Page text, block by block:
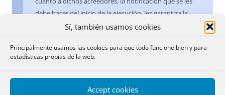
Sí, también usamos cookies
Principalmente usamos las cookies para que todo funcione bien y para
estadísticas propias de la web.
Accept cookies
debe hacer del inicio de la ejecución, les garantiza la
posibilidad de hacer valer sus derechos al eventual
comprometida su posición por las incidencias que
puedan surgir por decisiones erróneas del Juez o por las
titularidad del sobrante.